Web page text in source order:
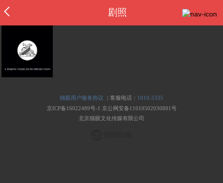
剧照
猫眼用户服务协议 客服电话： 1010-5335
京ICP备16022489号-1 京公网安备11010502030881号
北京猫眼文化传媒有限公司